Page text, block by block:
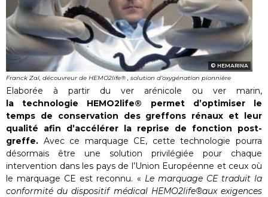
HEMARINA
Franck Zal, découvreur de HEMO2life® , solution d’oxygénation pionnière
Elaborée à partir du ver arénicole ou ver marin,
la technologie HEMO2life® permet d’optimiser le
temps de conservation des greffons rénaux et leur
qualité afin d’accélérer la reprise de fonction post-
greffe. Avec ce marquage CE, cette technologie pourra
désormais être une solution privilégiée pour chaque
intervention dans les pays de l’Union Européenne et ceux où
le marquage CE est reconnu. « Le marquage CE traduit la
conformité du dispositif médical HEMO2life®aux exigences